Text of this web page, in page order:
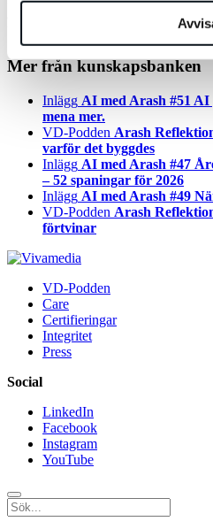
användarupplevelse. Vi kommer
Mer från kunskapsbanken
Inlägg AI med Arash #51
mena mer.
VD-Podden Arash
varför det byggdes
Inlägg AI med Arash #47
– 52 spaningar för 2026
Inlägg AI med Arash #49
VD-Podden Arash
förtvinar
VD-Podden
Care
Certifieringar
Integritet
Press
Social
LinkedIn
Facebook
Instagram
YouTube